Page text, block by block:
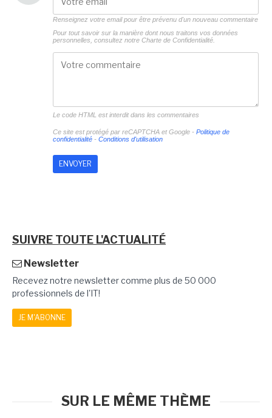
Renseignez votre email pour être prévenu d'un nouveau commentaire
Pour tout savoir sur la manière dont nous traitons vos données
personnelles, consultez notre Charte de Confidentialité.
Le code HTML est interdit dans les commentaires
Ce site est protégé par reCAPTCHA et Google - Politique de
confidentialité- Conditions d'utilisation
SUIVRE TOUTE L'ACTUALITÉ
Newsletter
Recevez notre newsletter comme plus de 50 000
professionnels de l'IT!
JE M'ABONNE
SUR LE MÊME THÈME